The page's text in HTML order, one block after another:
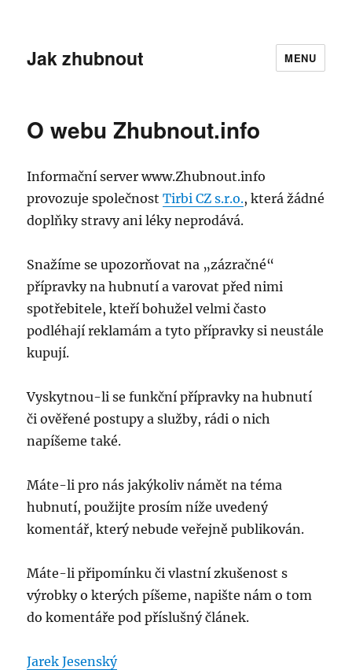
Jak zhubnout MENU
O webu Zhubnout.info
Informační server www.Zhubnout.info
provozuje společnostTirbi CZ s.r.o., která žádné
doplňky stravy ani léky neprodává.
Snažíme se upozorňovat na „zázračné“
přípravky na hubnutí a varovat před nimi
spotřebitele, kteří bohužel velmi často
podléhají reklamám a tyto přípravky si neustále
kupují.
Vyskytnou-li se funkční přípravky na hubnutí
či ověřené postupy a služby, rádi o nich
napíšeme také.
Máte-li pro nás jakýkoliv námět na téma
hubnutí, použijte prosím níže uvedený
komentář, který nebude veřejně publikován.
Máte-li připomínku či vlastní zkušenost s
výrobky o kterých píšeme, napište nám o tom
do komentáře pod příslušný článek.
Jarek Jesenský